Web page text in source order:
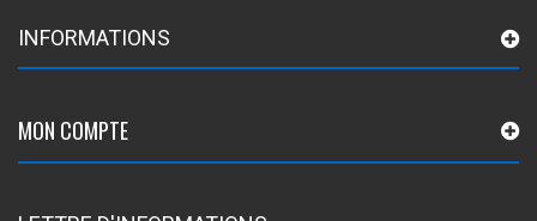
INFORMATIONS
MON COMPTE